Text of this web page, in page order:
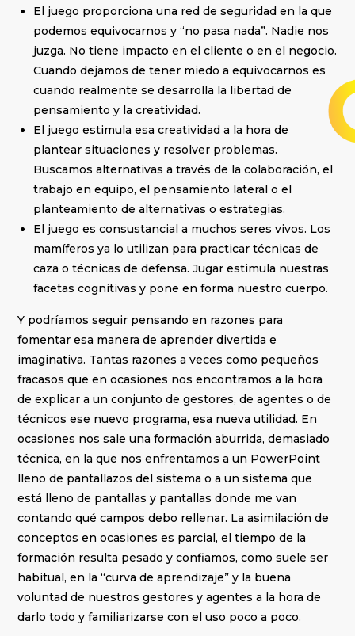
El juego proporciona una red de seguridad en la que
podemos equivocarnos y “no pasa nada”. Nadie nos
juzga. No tiene impacto en el cliente o en el negocio.
Cuando dejamos de tener miedo a equivocarnos es
cuando realmente se desarrolla la libertad de
pensamiento y la creatividad.
El juego estimula esa creatividad a la hora de
plantear situaciones y resolver problemas.
Buscamos alternativas a través de la colaboración, el
trabajo en equipo, el pensamiento lateral o el
planteamiento de alternativas o estrategias.
El juego es consustancial a muchos seres vivos. Los
mamíferos ya lo utilizan para practicar técnicas de
caza o técnicas de defensa. Jugar estimula nuestras
facetas cognitivas y pone en forma nuestro cuerpo.
Y podríamos seguir pensando en razones para
fomentar esa manera de aprender divertida e
imaginativa. Tantas razones a veces como pequeños
fracasos que en ocasiones nos encontramos a la hora
de explicar a un conjunto de gestores, de agentes o de
técnicos ese nuevo programa, esa nueva utilidad. En
ocasiones nos sale una formación aburrida, demasiado
técnica, en la que nos enfrentamos a un PowerPoint
lleno de pantallazos del sistema o a un sistema que
está lleno de pantallas y pantallas donde me van
contando qué campos debo rellenar. La asimilación de
conceptos en ocasiones es parcial, el tiempo de la
formación resulta pesado y confiamos, como suele ser
habitual, en la “curva de aprendizaje” y la buena
voluntad de nuestros gestores y agentes a la hora de
darlo todo y familiarizarse con el uso poco a poco.